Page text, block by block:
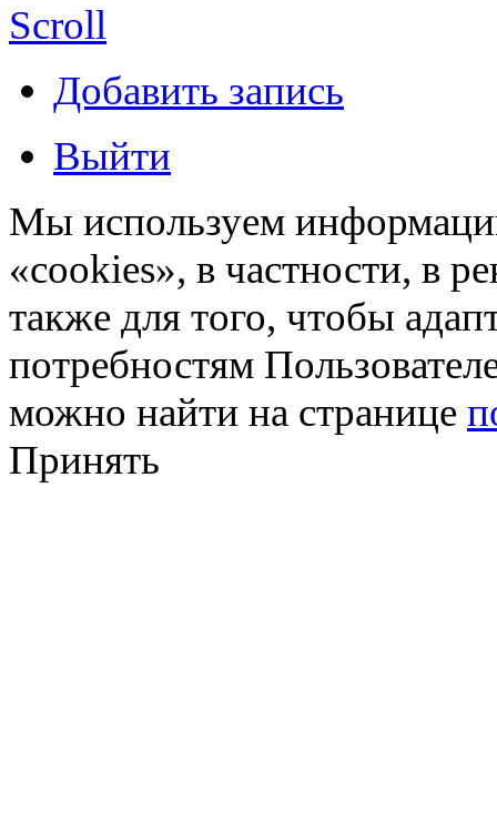
Scroll
Добавить запись
Выйти
Мы используем
«cookies», в частности, в
также для того, чтобы
потребностям
можно найти на странице
Принять